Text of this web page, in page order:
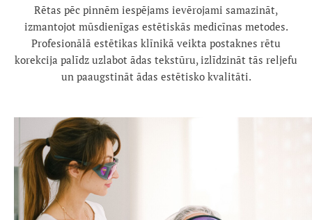
Rētas pēc pinnēm iespējams ievērojami samazināt,
izmantojot mūsdienīgas estētiskās medicīnas metodes.
Profesionālā estētikas klīnikā veikta postaknes rētu
korekcija palīdz uzlabot ādas tekstūru, izlīdzināt tās reljefu
un paaugstināt ādas estētisko kvalitāti.